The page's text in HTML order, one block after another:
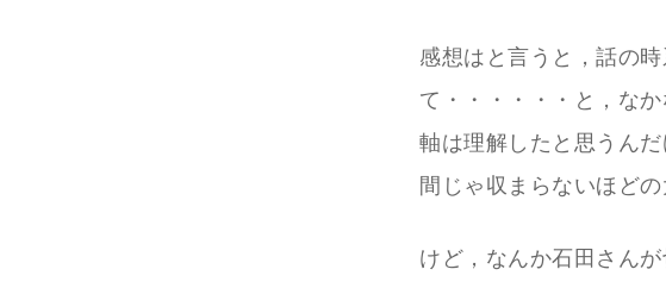
感想はと言うと，話の
て・・・・・・と，な
軸は理解したと思うん
間じゃ収まらないほどの
けど，なんか石田さん